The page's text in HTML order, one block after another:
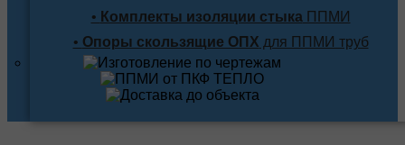
• Комплекты изоляции стыкаППМИ
• Опоры скользящие ОПХ для ППМИ труб